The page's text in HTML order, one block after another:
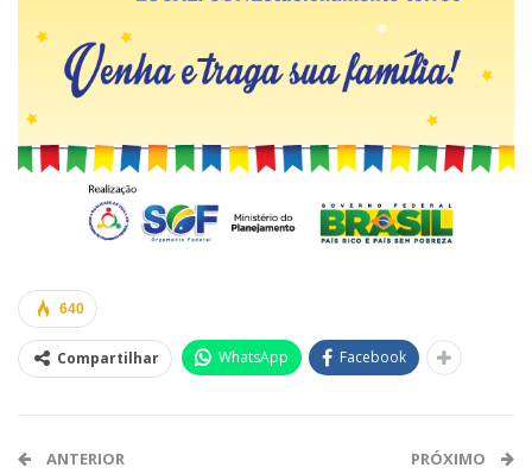
640
Compartilhar WhatsApp Facebook
ANTERIOR PRÓXIMO